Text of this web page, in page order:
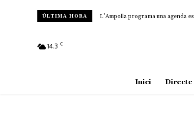
ÚLTIMA HORA L’Ampolla programa una agenda
14.3 C
Inici Directe